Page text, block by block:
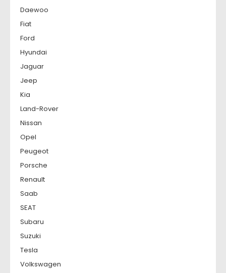
Daewoo
Fiat
Ford
Hyundai
Jaguar
Jeep
Kia
Land-Rover
Nissan
Opel
Peugeot
Porsche
Renault
Saab
SEAT
Subaru
Suzuki
Tesla
Volkswagen